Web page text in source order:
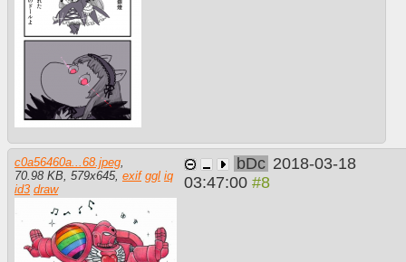
c0a56460a...68.jpeg
70.98 KB 579x645, exif ggl iq
id3 draw
bDc 2018-03-18
03:47:00